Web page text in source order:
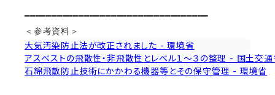
━━━━━━━━━━━━━━━━━━━━━━━━━━━━━━━━━━
＜参考資料＞
大気汚染防止法が改正されました - 環境省
アスベストの飛散性・非飛散性とレベル１～３の整理 - 国土交
石綿飛散防止技術にかかわる機器等とその保守管理 - 環境省